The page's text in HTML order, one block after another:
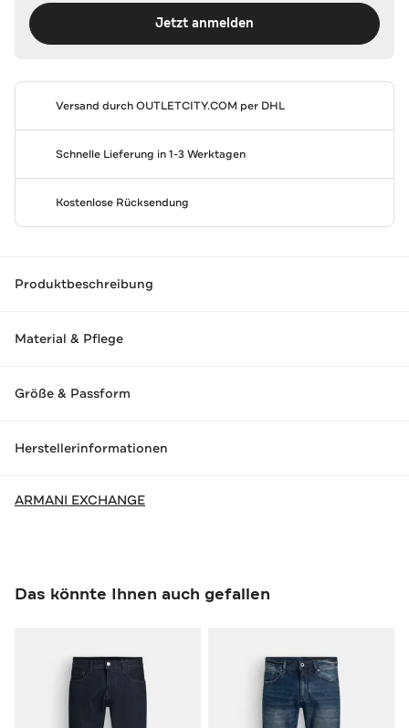
Jetzt anmelden
Versand durchOUTLETCITY.COM per DHL
Schnelle Lieferung in 1-3 Werktagen
Kostenlose Rücksendung
Produktbeschreibung
Material & Pflege
Größe & Passform
Herstellerinformationen
ARMANI EXCHANGE
Das könnte Ihnen auch gefallen